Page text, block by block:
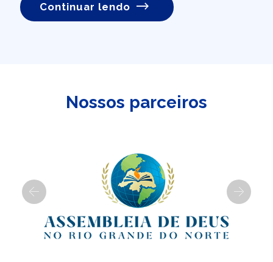
Continuar lendo
Nossos parceiros
Previous Next